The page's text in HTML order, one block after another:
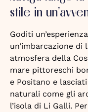
stile in
Goditi
un’imbarcazione di
atmosfera della
mare pittoreschi
e Positano e
naturali come gli
l’isola di Li Galli.